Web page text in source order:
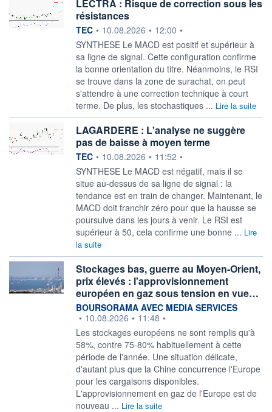
LECTRA : Risque de correction sous les
résistances
information fournie par
TEC • 10.08.2026 • 12:00 •
SYNTHESE Le MACD est positif et supérieur à
sa ligne de signal. Cette configuration confirme
la bonne orientation du titre. Néanmoins, le RSI
se trouve dans la zone de surachat, on peut
s'attendre à une correction technique à court
terme. De plus, les stochastiques ... Lire la suite
LAGARDERE : L'analyse ne suggère
pas de baisse à moyen terme
information fournie par
TEC • 10.08.2026 • 11:52 •
SYNTHESE Le MACD est négatif, mais il se
situe au-dessus de sa ligne de signal : la
tendance est en train de changer. Maintenant, le
MACD doit franchir zéro pour que la hausse se
poursuive dans les jours à venir. Le RSI est
supérieur à 50, cela confirme une bonne ... Lire
la suite
Stockages bas, guerre au Moyen-Orient,
prix élevés : l'approvisionnement
européen en gaz sous tension en vue…
information fournie par
BOURSORAMA AVEC MEDIA SERVICES
• 10.08.2026 • 11:48 •
Les stockages européens ne sont remplis qu'à
58%, contre 75-80% habituellement à cette
période de l'année. Une situation délicate,
d'autant plus que la Chine concurrence l'Europe
pour les cargaisons disponibles.
L'approvisionnement en gaz de l'Europe est de
nouveau ... Lire la suite